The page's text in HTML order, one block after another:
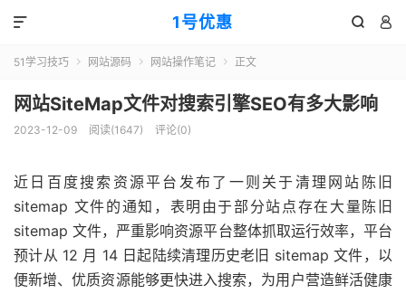
1号优惠  

51学习技巧  网站源码  网站操作笔记  正文
网站SiteMap文件对搜索引擎SEO有多大影响
2023-12-09 阅读(1647) 评论(0)
近日百度搜索资源平台发布了一则关于清理网站陈旧
sitemap 文件的通知，表明由于部分站点存在大量陈旧
sitemap 文件，严重影响资源平台整体抓取运行效率，平台
预计从 12 月 14 日起陆续清理历史老旧 sitemap 文件，以
便新增、优质资源能够更快进入搜索，为用户营造鲜活健康